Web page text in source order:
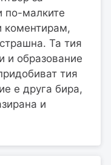
по-малките
коментирам,
Та тия
и образование
тия
е друга бира,
и